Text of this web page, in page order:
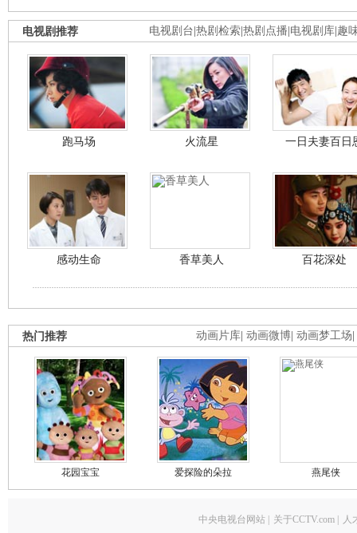
电视剧台 热剧检索 热剧点播 电视剧库 趣
电视剧推荐
跑马场 火流星 一日夫妻百日
感动生命 香草美人 百花深处
动画片库 动画微博 动画梦工场
热门推荐
花园宝宝 爱探险的朵拉 燕尾侠
中央电视台网站 关于CCTV.com 人